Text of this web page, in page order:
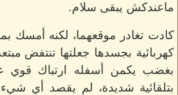
ماعندكش يبقى سلام.
كادت تغادر موقعهما، لكنه أمسك
كهربائية بجسدها جعلتها تنتفض
بغضب يكمن أسفله ارتباك قوي
بتلقائية شديدة، لم يقصد أي